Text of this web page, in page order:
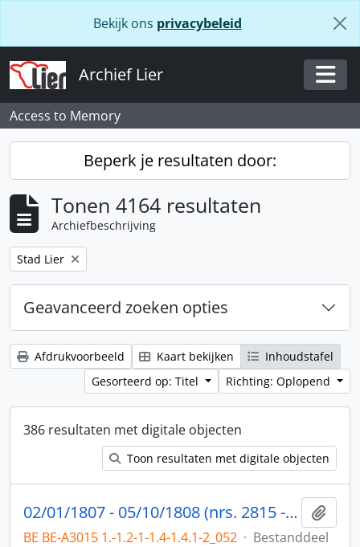
Bekijk ons privacybeleid
Archief Lier
Access to Memory
Beperk je resultaten door:
Tonen 4164 resultaten
Archiefbeschrijving
Verwijder filter:
Stad Lier
Geavanceerd zoeken opties
Afdrukvoorbeeld Kaart bekijken
Inhoudstafel
Gesorteerd op: Titel
Richting: Oplopend
386 resultaten met digitale objecten
Toon resultaten met digitale objecten
02/01/1807 - 05/10/1808 (nrs. 2815 - 3420)
BE BE-A3015 1.-1.2-1-1.4-1.4.1-2_052 · Bestanddeel